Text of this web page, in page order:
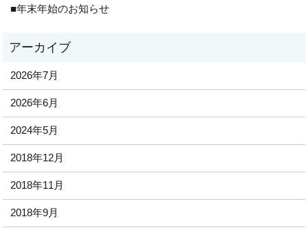
■年末年始のお知らせ
2026年7月
2026年6月
2024年5月
2018年12月
2018年11月
2018年9月